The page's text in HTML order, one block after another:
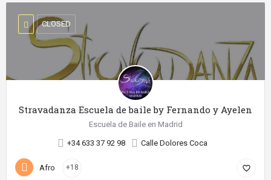
Stravadanza Escuela de baile by Fernando y Ayelen
Escuela de Baile en Madrid
+34 633 37 92 98 Calle Dolores Coca
CLOSED
Afro +18 favorite_border